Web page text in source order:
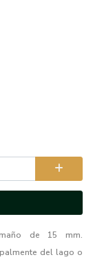
de 15 mm.
del lago o